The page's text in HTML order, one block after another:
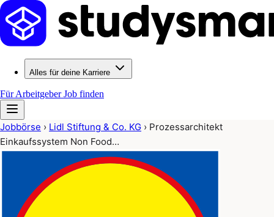
Alles für deine Karriere
Für ArbeitgeberJob finden
Jobbörse › Lidl Stiftung & Co. KG › Prozessarchitekt
Einkaufssystem Non Food…